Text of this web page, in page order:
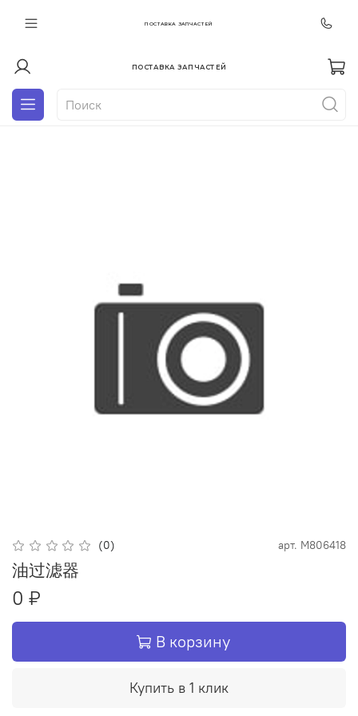
ПОСТАВКА ЗАПЧАСТЕЙ
ПОСТАВКА ЗАПЧАСТЕЙ
(0) арт. M806418
油过滤器
0 ₽
В корзину
Купить в 1 клик